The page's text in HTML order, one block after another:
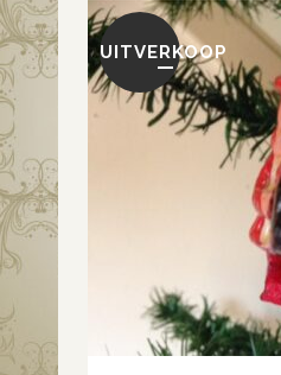
van
dun
geblazen
kwart
UITVERKOOP